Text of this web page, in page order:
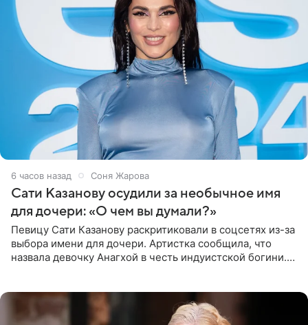
6 часов назад Соня Жарова
Сати Казанову осудили за необычное имя
для дочери: «О чем вы думали?»
Певицу Сати Казанову раскритиковали в соцсетях из-за
выбора имени для дочери. Артистка сообщила, что
назвала девочку Анагхой в честь индуистской богини.